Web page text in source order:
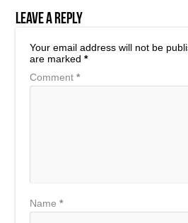
Leave a Reply
Your email address will not be
are marked*
Comment*
Name*